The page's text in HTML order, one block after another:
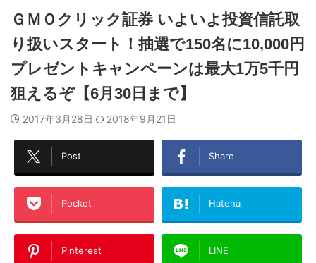
ＧＭＯクリック証券 いよいよ投資信託取
り扱いスタート！抽選で150名に10,000円
プレゼントキャンペーンは最大1万5千円
狙えるぞ【6月30日まで】
2017年3月28日 2018年9月21日
Post Share
Pocket Hatena
Pinterest LINE